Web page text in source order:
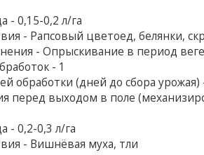
- 0,15-0,2 л/га
- Рапсовый цветоед, белянки,
- Опрыскивание в период
- 1
обработки (дней до сбора урожая)
перед выходом в поле
- 0,2-0,3 л/га
- Вишнёвая муха, тли